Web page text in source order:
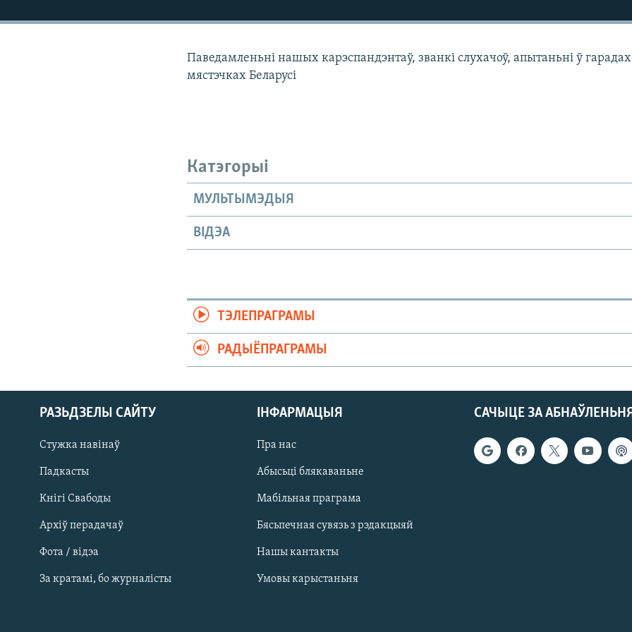
КАЛЯНДАР
НА ХВАЛЯХ СВАБОДЫ
САЧЫЦЕ ЗА АБНАЎЛЕНЬНЯМІ
Паведамленьні нашых карэспандэнтаў, званкі слухачоў, апытаньні ў гарадах
мястэчках Беларусі
Катэгорыі
МУЛЬТЫМЭДЫЯ
ВІДЭА
ТЭЛЕПРАГРАМЫ
РАДЫЁПРАГРАМЫ
САЧЫЦЕ ЗА
РАЗЬДЗЕЛЫ САЙТУ
Стужка навінаў
Падкасты
Кнігі Свабоды
Архіў перадачаў
Фота / відэа
За кратамі, бо журналісты
ІНФАРМАЦЫЯ
Пра нас
Абысьці блякаваньне
Мабільная праграма
Бясьпечная сувязь з рэдакцыяй
Нашы кантакты
Умовы карыстаньня